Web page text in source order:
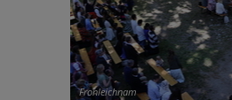
Fronleichnam